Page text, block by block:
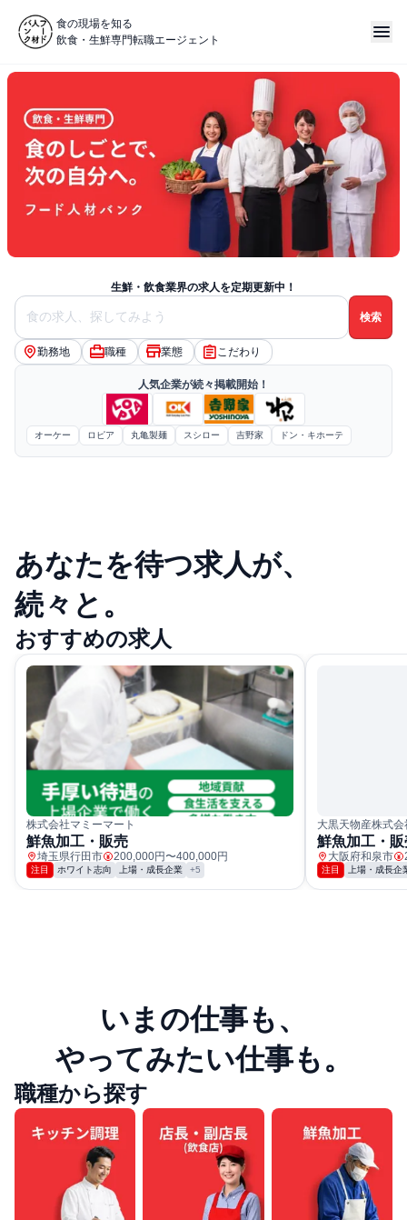
食の現場を知る
飲食・生鮮専門転職エージェント
食のしごとで、次の自分へ。｜フード人材バンク
生鮮・飲食業界の求人を定期更新中！
勤務地 職種 業態 こだわり
人気企業が続々掲載開始！
オーケー ロピア 丸亀製麺 スシロー 吉野家 ドン・キホーテ
あなたを待つ求人が、
続々と。
おすすめの求人
株式会社マミーマート
鮮魚加工・販売
埼玉県行田市 200,000円〜400,000円
注目 ホワイト志向 上場・成長企業 +5
大黒天物産株式会
鮮魚加工・販
大阪府和泉市
注目 上場・成長企
いまの仕事も、
やってみたい仕事も。
職種から探す